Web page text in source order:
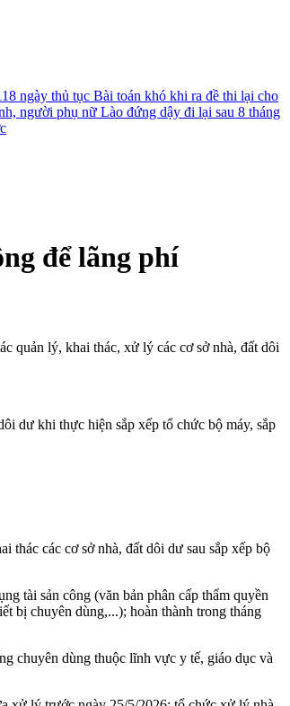
ngày thủ tục Bài toán khó khi ra đề thi lại cho
người phụ nữ Lào đứng dậy đi lại sau 8 tháng
để lãng phí
quản lý, khai thác, xử lý các cơ sở nhà, đất dôi
dư khi thực hiện sắp xếp tổ chức bộ máy, sắp
thác các cơ sở nhà, đất dôi dư sau sắp xếp bộ
tài sản công (văn bản phân cấp thẩm quyền
bị chuyên dùng,...); hoàn thành trong tháng
chuyên dùng thuộc lĩnh vực y tế, giáo dục và